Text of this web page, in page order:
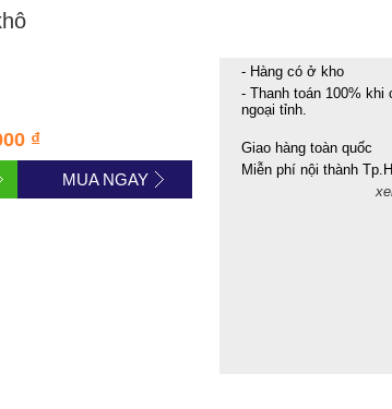
₫
MUA NGAY
- Hàng có ở kho
- Thanh toán 100% khi
ngoại tỉnh.
Giao hàng toàn quốc
Miễn phí nội thành